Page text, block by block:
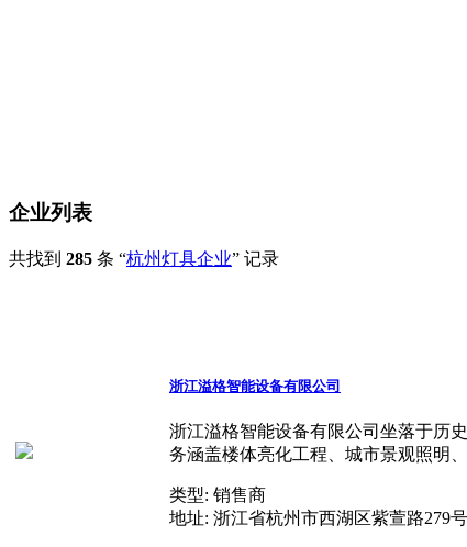
企业列表
共找到 285 条 “杭州灯具企业” 记录
浙江溢格智能设备有限公司
浙江溢格智能设备有限公司坐落于历
务涵盖楼体亮化工程、城市景观照明
类型: 销售商
地址: 浙江省杭州市西湖区紫萱路279